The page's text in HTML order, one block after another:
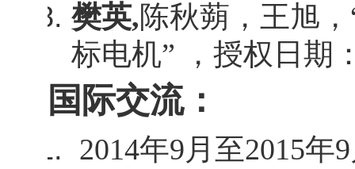
樊英,陈秋蒴，王旭
标电机” ，授权日期
国际交流：
2014年9月至2015年9